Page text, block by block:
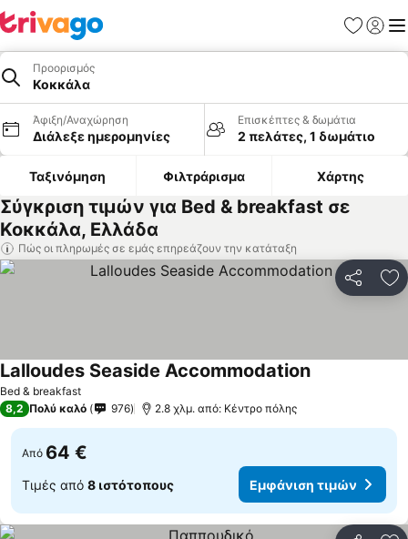
Προορισμός
Κοκκάλα
Άφιξη/Αναχώρηση
Διάλεξε ημερομηνίες
Επισκέπτες & δωμάτια
2 πελάτες, 1 δωμάτιο
Ταξινόμηση Φιλτράρισμα Χάρτης
Σύγκριση τιμών για Bed & breakfast σε
Κοκκάλα, Ελλάδα
Πώς οι πληρωμές σε εμάς επηρεάζουν την κατάταξη
Bed & breakfast
Lalloudes Seaside AccommodationΕμφάνιση
8,2 Πολύ καλό 976 2.8 χλμ. από: Κέντρο πόλης
Από 64 €
Τιμές από 8 ιστότοπους Εμφάνιση τιμών